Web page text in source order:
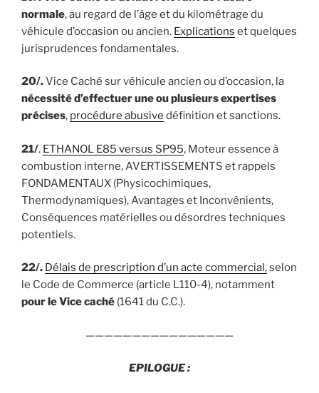
normale, au regard de l’âge et du kilométrage du
véhicule d’occasion ou ancien. Explications et quelques
jurisprudences fondamentales.
20/.Vice Caché sur véhicule ancien ou d’occasion, la
nécessité d’effectuer une ou plusieurs expertises
précises, procédure abusive définition et sanctions.
21/. ETHANOL E85 versus SP95, Moteur essence à
combustion interne, AVERTISSEMENTS et rappels
FONDAMENTAUX (Physicochimiques,
Thermodynamiques), Avantages et Inconvénients,
Conséquences matérielles ou désordres techniques
potentiels.
22/. Délais de prescription d’un acte commercial,selon
le Code de Commerce (article L110-4), notamment
pour le Vice caché (1641 du C.C.).
————————————————
EPILOGUE :